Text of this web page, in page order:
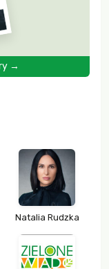
→
Natalia Rudzka